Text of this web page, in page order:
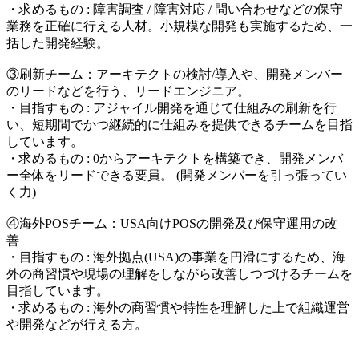
・求めるもの : 障害調査 / 障害対応 / 問い合わせなどの保守
業務を正確に行える人材。小規模な開発も実施するため、一
括した開発経験。
③刷新チーム：アーキテクトの検討/導入や、開発メンバー
のリードなどを行う、リードエンジニア。
・目指すもの : アジャイル開発を通じて仕組みの刷新を行
い、短期間でかつ継続的に仕組みを提供できるチームを目指
しています。
・求めるもの : 0からアーキテクトを構築でき、開発メンバ
ー全体をリードできる要員。 (開発メンバーを引っ張ってい
く力)
④海外POSチーム：USA向けPOSの開発及び保守運用の改
善
・目指すもの : 海外拠点(USA)の事業を円滑にするため、海
外の商習慣や現場の理解をしながら改善しつづけるチームを
目指しています。
・求めるもの : 海外の商習慣や特性を理解した上で組織運営
や開発などが行える方。